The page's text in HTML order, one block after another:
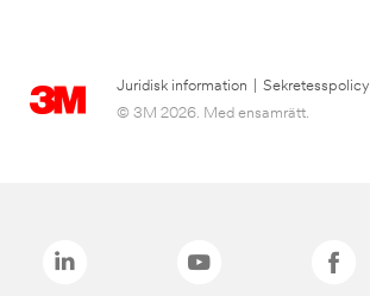
Juridisk information Sekretesspolicy
© 3M 2026. Med ensamrätt.